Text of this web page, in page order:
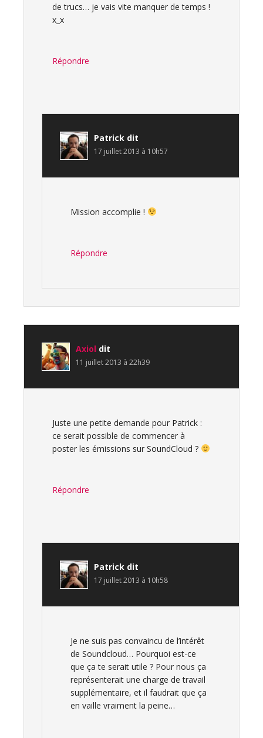
de trucs… je vais vite manquer de temps !
x_x
Répondre
Patrick dit
17 juillet 2013 à 10h57
Mission accomplie !
Répondre
Axiol dit
11 juillet 2013 à 22h39
Juste une petite demande pour Patrick :
ce serait possible de commencer à
poster les émissions sur SoundCloud ?
Répondre
Patrick dit
17 juillet 2013 à 10h58
Je ne suis pas convaincu de l’intérêt
de Soundcloud… Pourquoi est-ce
que ça te serait utile ? Pour nous ça
représenterait une charge de travail
supplémentaire, et il faudrait que ça
en vaille vraiment la peine…